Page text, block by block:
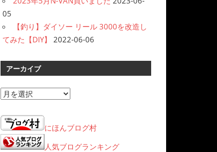
05
【釣り】ダイソー リール 3000を改造し
てみた【DIY】
2022-06-06
アーカイブ
ア
カ
イ
ブ
にほんブログ村
人気ブログランキング